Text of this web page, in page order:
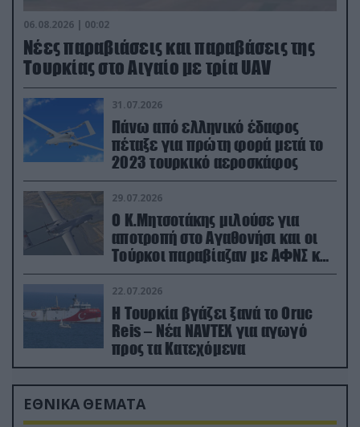
06.08.2026 | 00:02
Νέες παραβιάσεις και παραβάσεις της
Τουρκίας στο Αιγαίο με τρία UAV
31.07.2026
Πάνω από ελληνικό έδαφος
πέταξε για πρώτη φορά μετά το
2023 τουρκικό αεροσκάφος
29.07.2026
Ο Κ.Μητσοτάκης μιλούσε για
αποτροπή στο Αγαθονήσι και οι
Τούρκοι παραβίαζαν με ΑΦΝΣ και
drone
22.07.2026
Η Τουρκία βγάζει ξανά το Oruc
Reis – Νέα NAVTEX για αγωγό
προς τα Κατεχόμενα
ΕΘΝΙΚΑ ΘΕΜΑΤΑ